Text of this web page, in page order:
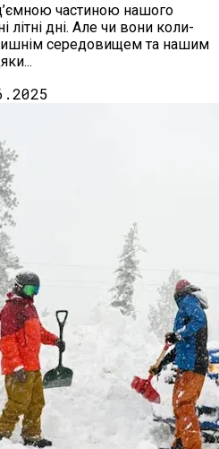
частиною нашого
літні дні. Але чи вони коли-
середовищем та нашим